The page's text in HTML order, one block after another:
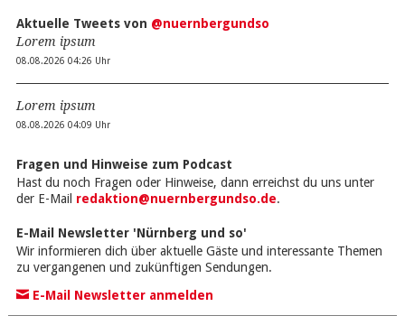
Aktuelle Tweets von @nuernbergundso
Lorem ipsum
08.08.2026 04:26 Uhr
Lorem ipsum
08.08.2026 04:09 Uhr
Fragen und Hinweise zum Podcast
Hast du noch Fragen oder Hinweise, dann erreichst du uns unter
der E-Mail redaktion@nuernbergundso.de.
E-Mail Newsletter 'Nürnberg und so'
Wir informieren dich über aktuelle Gäste und interessante Themen
zu vergangenen und zukünftigen Sendungen.
E-Mail Newsletter anmelden